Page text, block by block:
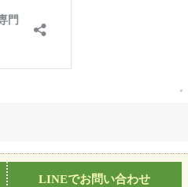
LINEでお問い合わせ